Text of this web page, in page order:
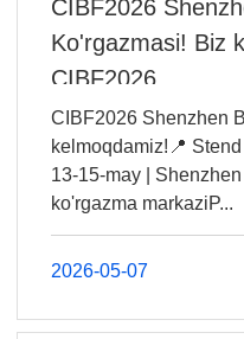
CIBF2026
Ko'rgazmasi! Biz
CIBF2026 ...
CIBF2026 Shenzhen
kelmoqdamiz!📍
13-15-may |
ko'rgazma markaziP...
2026-05-07